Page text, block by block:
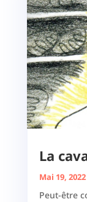
La
Mai 19, 2022
Peut-être